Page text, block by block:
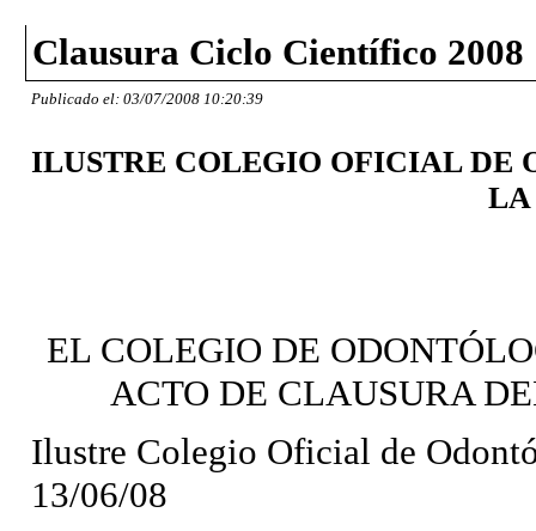
Clausura Ciclo Científico 2008
Publicado el: 03/07/2008 10:20:39
ILUSTRE COLEGIO OFICIAL DE
LA
EL COLEGIO DE
ACTO DE CLAUSURA
Ilustre Colegio Oficial de
13/06/08